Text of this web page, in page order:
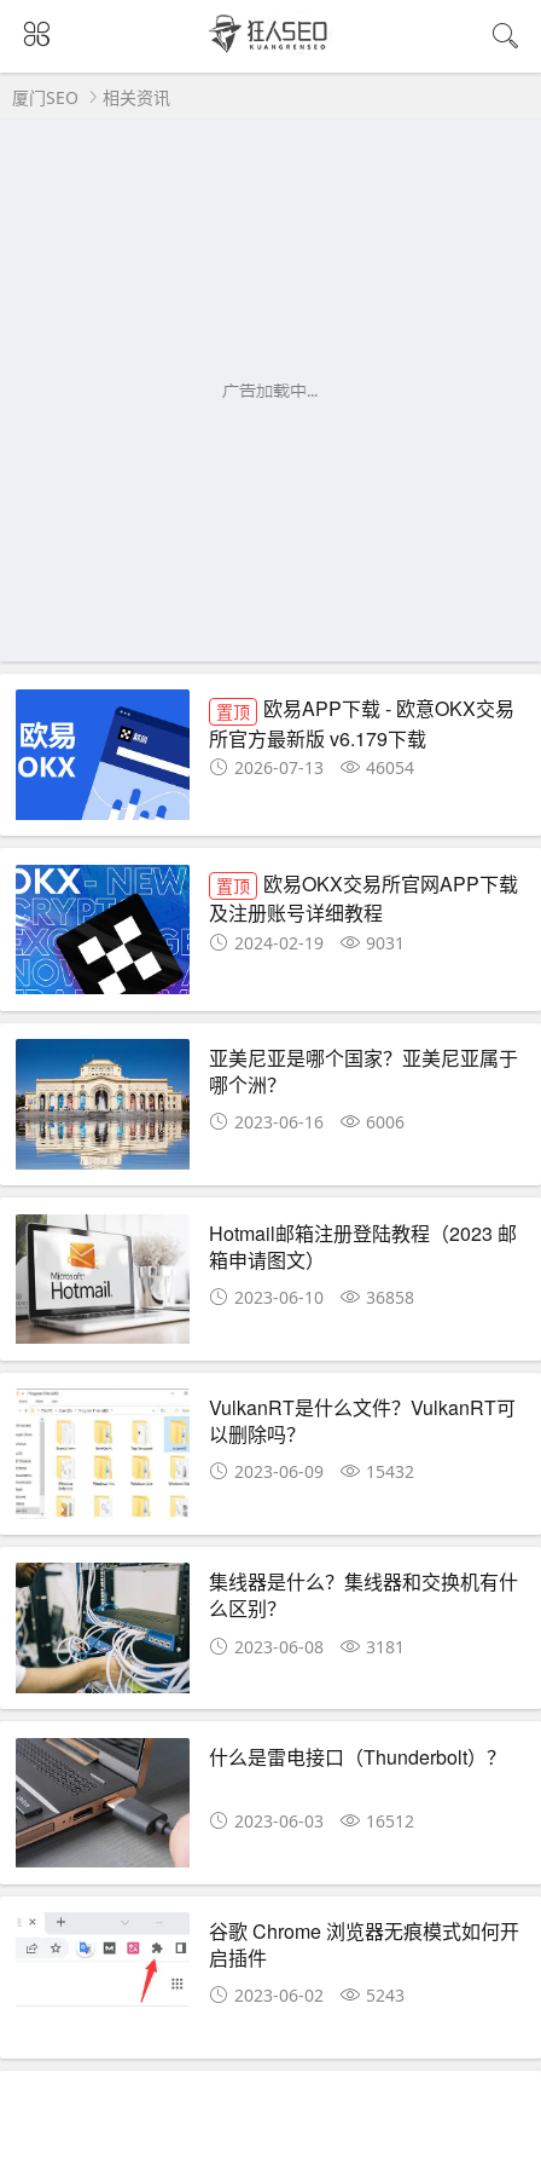
厦门SEO 相关资讯
置顶 欧易APP下载 - 欧意OKX交易
所官方最新版 v6.179下载
2026-07-13 46054
置顶 欧易OKX交易所官网APP下载
及注册账号详细教程
2024-02-19 9031
亚美尼亚是哪个国家？亚美尼亚属于
哪个洲？
2023-06-16 6006
Hotmail邮箱注册登陆教程（2023 邮
箱申请图文）
2023-06-10 36858
VulkanRT是什么文件？VulkanRT可
以删除吗？
2023-06-09 15432
集线器是什么？集线器和交换机有什
么区别？
2023-06-08 3181
什么是雷电接口（Thunderbolt）？
2023-06-03 16512
谷歌 Chrome 浏览器无痕模式如何开
启插件
2023-06-02 5243